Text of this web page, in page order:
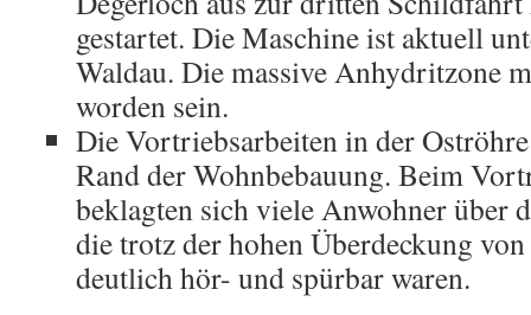
gestartet. Die Maschine ist aktuell
Waldau. Die massive Anhydritzone
worden sein.
Die Vortriebsarbeiten in der
Rand der Wohnbebauung. Beim
beklagten sich viele Anwohner über
die trotz der hohen Überdeckung
deutlich hör- und spürbar waren.